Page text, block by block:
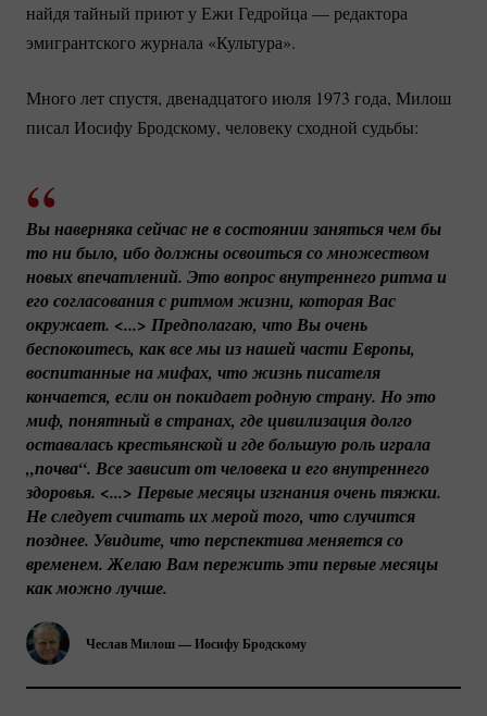
найдя тайный приют у Ежи Гедройца — редактора
эмигрантского журнала «Культура».
Много лет спустя, двенадцатого июля 1973 года, Милош
писал Иосифу Бродскому, человеку сходной судьбы:
Чеслав Милош — Иосифу Бродскому
Вы наверняка сейчас не в состоянии заняться чем бы
то ни было, ибо должны освоиться со множеством
новых впечатлений. Это вопрос внутреннего ритма и
его согласования с ритмом жизни, которая Вас
окружает. <...> Предполагаю, что Вы очень
беспокоитесь, как все мы из нашей части Европы,
воспитанные на мифах, что жизнь писателя
кончается, если он покидает родную страну. Но это
миф, понятный в странах, где цивилизация долго
оставалась крестьянской и где большую роль играла
„почва“. Все зависит от человека и его внутреннего
здоровья. <...> Первые месяцы изгнания очень тяжки.
Не следует считать их мерой того, что случится
позднее. Увидите, что перспектива меняется со
временем. Желаю Вам пережить эти первые месяцы
как можно лучше.